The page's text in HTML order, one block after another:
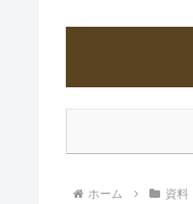
ホーム 資料